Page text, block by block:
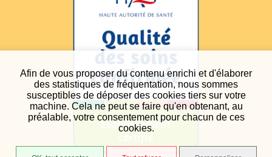
Afin de vous proposer du contenu enrichi et d'élaborer
des statistiques de fréquentation, nous sommes
susceptibles de déposer des cookies tiers sur votre
machine. Cela ne peut se faire qu'en obtenant, au
préalable, votre consentement pour chacun de ces
cookies.